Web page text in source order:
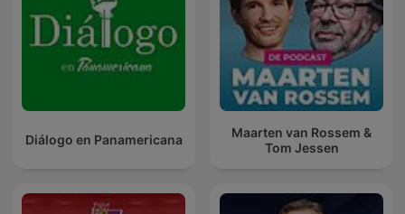
Diálogo en Panamericana
Maarten van Rossem &
Tom Jessen